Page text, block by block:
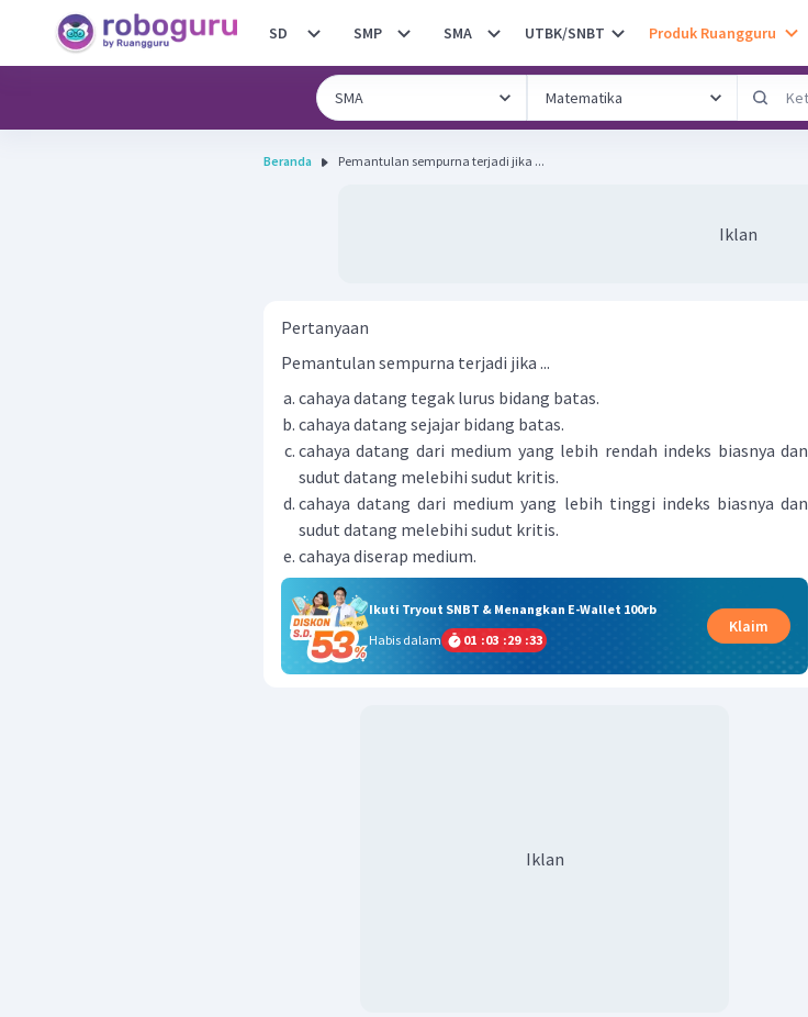
SD SMP SMA UTBK/SNBT Produk Ruangguru
Beranda Pemantulan sempurna terjadi jika ...
Iklan
Pertanyaan
Pemantulan sempurna terjadi jika ...
cahaya datang tegak lurus bidang batas.
cahaya datang sejajar bidang batas.
cahaya datang dari medium yang lebih rendah indeks biasnya dan
sudut datang melebihi sudut kritis.
cahaya datang dari medium yang lebih tinggi indeks biasnya dan
sudut datang melebihi sudut kritis.
cahaya diserap medium.
Ikuti Tryout SNBT & Menangkan E-Wallet 100rb
Habis dalam
01 :03 :29 :32
Klaim
Iklan